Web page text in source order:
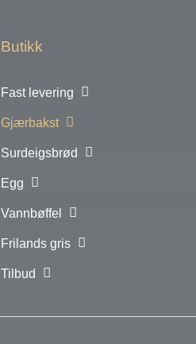
Butikk
Fast levering
Gjærbakst
Surdeigsbrød
Egg
Vannbøffel
Frilands gris
Tilbud